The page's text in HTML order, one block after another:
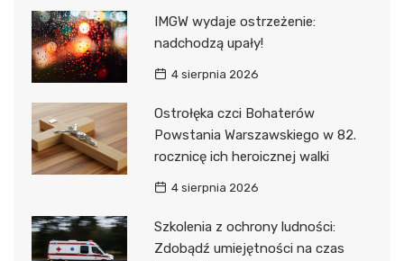
IMGW wydaje ostrzeżenie:
nadchodzą upały!
4 sierpnia 2026
Ostrołęka czci Bohaterów
Powstania Warszawskiego w 82.
rocznicę ich heroicznej walki
4 sierpnia 2026
Szkolenia z ochrony ludności:
Zdobądź umiejętności na czas